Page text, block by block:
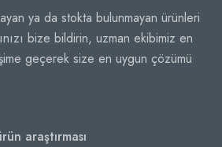
ya da stokta bulunmayan ürünleri
bize bildirin, uzman ekibimiz en
geçerek size en uygun çözümü
araştırması